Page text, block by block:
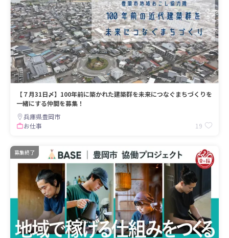
【７月31日〆】100年前に築かれた建築群を未来につなぐまちづくりを
一緒にする仲間を募集！
兵庫県豊岡市
お仕事
19
募集終了